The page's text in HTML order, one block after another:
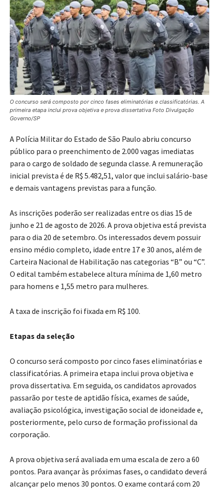
O concurso será composto por cinco fases eliminatórias e classificatórias. A
primeira etapa inclui prova objetiva e prova dissertativa Foto Divulgação
Governo/SP
A Polícia Militar do Estado de São Paulo abriu concurso
público para o preenchimento de 2.000 vagas imediatas
para o cargo de soldado de segunda classe. A remuneração
inicial prevista é de R$ 5.482,51, valor que inclui salário-base
e demais vantagens previstas para a função.
As inscrições poderão ser realizadas entre os dias 15 de
junho e 21 de agosto de 2026. A prova objetiva está prevista
para o dia 20 de setembro. Os interessados devem possuir
ensino médio completo, idade entre 17 e 30 anos, além de
Carteira Nacional de Habilitação nas categorias “B” ou “C”.
O edital também estabelece altura mínima de 1,60 metro
para homens e 1,55 metro para mulheres.
A taxa de inscrição foi fixada em R$ 100.
Etapas da seleção
O concurso será composto por cinco fases eliminatórias e
classificatórias. A primeira etapa inclui prova objetiva e
prova dissertativa. Em seguida, os candidatos aprovados
passarão por teste de aptidão física, exames de saúde,
avaliação psicológica, investigação social de idoneidade e,
posteriormente, pelo curso de formação profissional da
corporação.
A prova objetiva será avaliada em uma escala de zero a 60
pontos. Para avançar às próximas fases, o candidato deverá
alcançar pelo menos 30 pontos. O exame contará com 20